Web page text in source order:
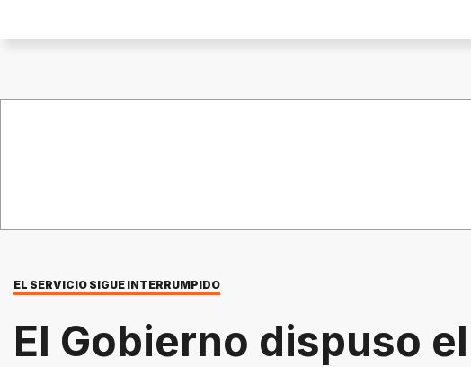
EL SERVICIO SIGUE INTERRUMPIDO
El Gobierno dispuso